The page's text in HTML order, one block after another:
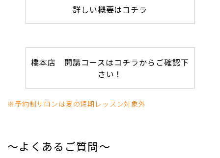
詳しい概要はコチラ
橋本店 開講コースはコチラからご確認下
さい！
※予約制サロンは夏の短期レッスン対象外
～よくあるご質問～